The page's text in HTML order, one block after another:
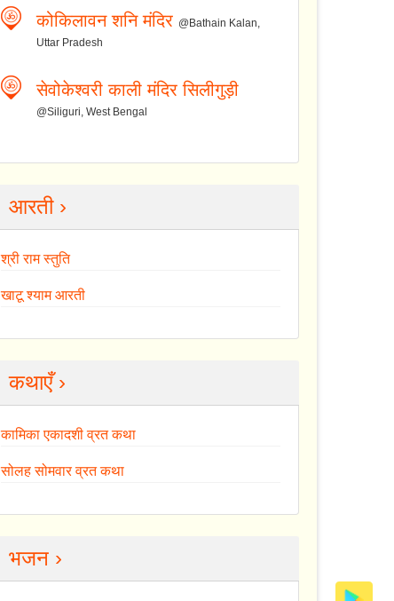
कोकिलावन शनि मंदिर @Bathain Kalan,
Uttar Pradesh
सेवोकेश्वरी काली मंदिर सिलीगुड़ी
@Siliguri, West Bengal
आरती ›
श्री राम स्तुति
खाटू श्याम आरती
कथाएँ ›
कामिका एकादशी व्रत कथा
सोलह सोमवार व्रत कथा
भजन ›